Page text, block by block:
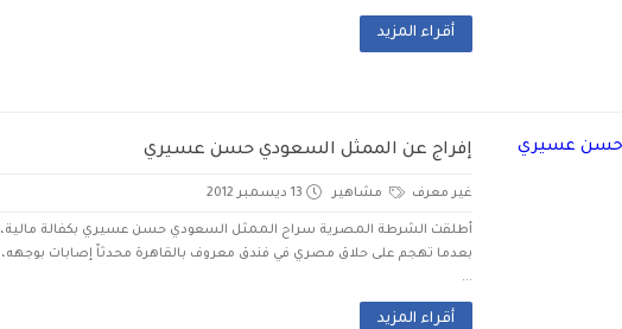
أقراء المزيد
إفراج عن الممثل السعودي حسن عسيري
غير معرف مشاهير 13 ديسمبر 2012
أطلقت الشرطة المصرية سراح الممثل السعودي حسن عسيري بكفالة مالية،
بعدما تهجم على حلاق مصري في فندق معروف بالقاهرة محدثاً إصابات بوجهه،
...
أقراء المزيد